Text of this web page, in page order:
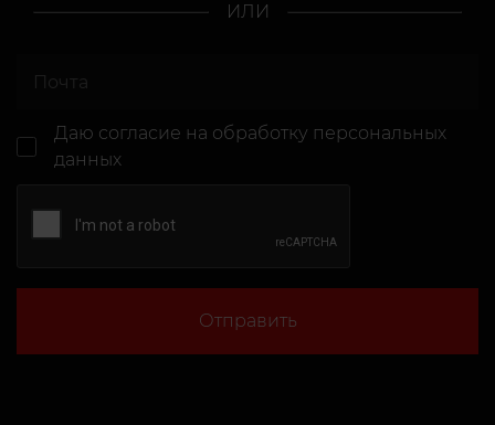
ИЛИ
Даю согласие на обработку персональных
данных
Отправить